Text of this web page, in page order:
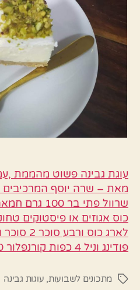
עוגת גבינה פשוט מהממת
פודינג וניל 4 כפות קורנפלור 750 גרם גבינה לבנה […]
תגיותמתכונים לשבועות, עוגות גבינה